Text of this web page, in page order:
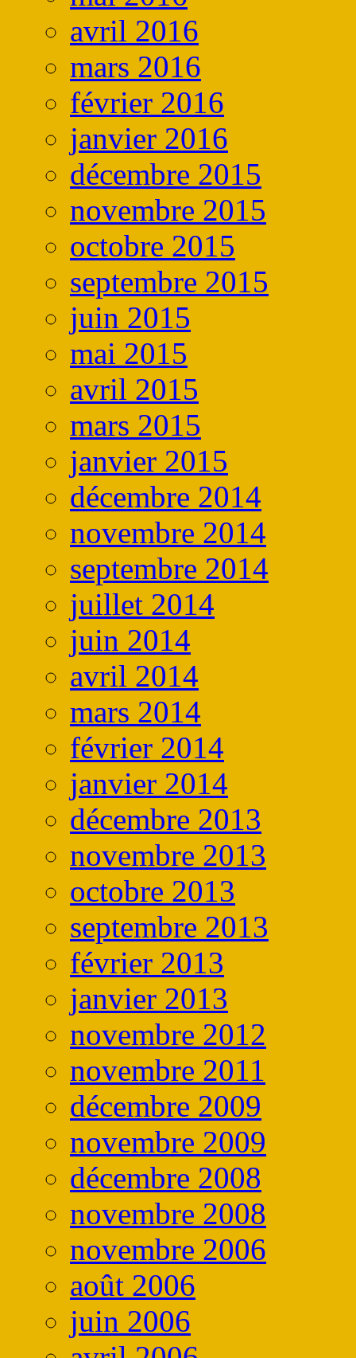
avril 2016
mars 2016
février 2016
janvier 2016
décembre 2015
novembre 2015
octobre 2015
septembre 2015
juin 2015
mai 2015
avril 2015
mars 2015
janvier 2015
décembre 2014
novembre 2014
septembre 2014
juillet 2014
juin 2014
avril 2014
mars 2014
février 2014
janvier 2014
décembre 2013
novembre 2013
octobre 2013
septembre 2013
février 2013
janvier 2013
novembre 2012
novembre 2011
décembre 2009
novembre 2009
décembre 2008
novembre 2008
novembre 2006
août 2006
juin 2006